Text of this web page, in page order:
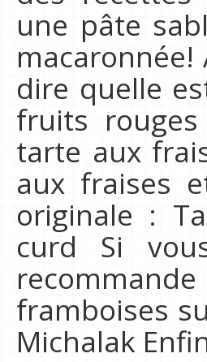
une pâte
macaronnée!
dire quelle
fruits rouges
tarte aux
aux fraises
originale :
curd Si
framboises
Michalak